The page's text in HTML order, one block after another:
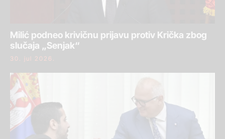
Milić podneo krivičnu prijavu protiv Krička zbog
slučaja „Senjak“
30. jul 2026.